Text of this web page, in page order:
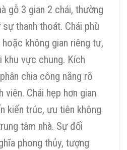
gỗ 3 gian 2 chái, thường
thanh thoát. Chái phù
không gian riêng tư,
khu vực chung. Kích
chia công năng rõ
viên. Chái hẹp hơn gian
kiến trúc, ưu tiên không
tâm nhà. Sự đối
phong thủy, tượng